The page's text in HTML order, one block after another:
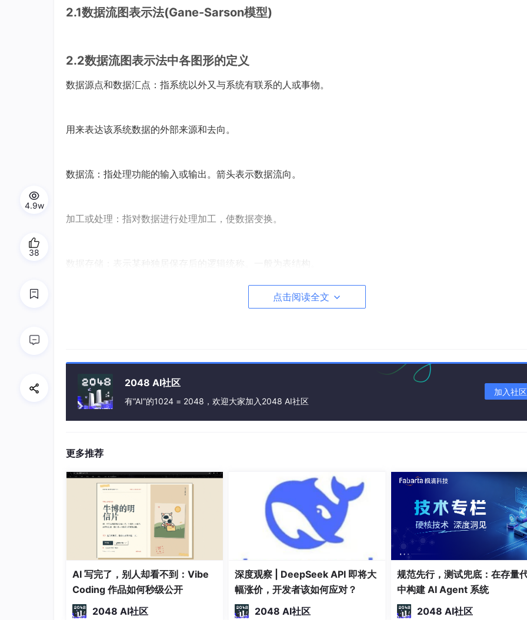
2.1数据流图表示法(Gane-Sarson模型)
2.2数据流图表示法中各图形的定义
数据源点和数据汇点：指系统以外又与系统有联系的人或事物。
用来表达该系统数据的外部来源和去向。
数据流：指处理功能的输入或输出。箭头表示数据流向。
加工或处理：指对数据进行处理加工，使数据变换。
数据存储：表示某种独居保存后的逻辑统称。一般为表结构。
顶层数据流图
第一层数据流图
第二层数据流图-1
点击阅读全文
2048 AI社区
有“AI”的1024 = 2048，欢迎大家加入2048 AI社区
加入社区
更多推荐
AI 写完了，别人却看不到：Vibe
Coding 作品如何秒级公开
2048 AI社区
深度观察 | DeepSeek API 即将大
幅涨价，开发者该如何应对？
2048 AI社区
规范先行，测试兜底：在存量
中构建 AI Agent 系统
2048 AI社区
4.9w
38